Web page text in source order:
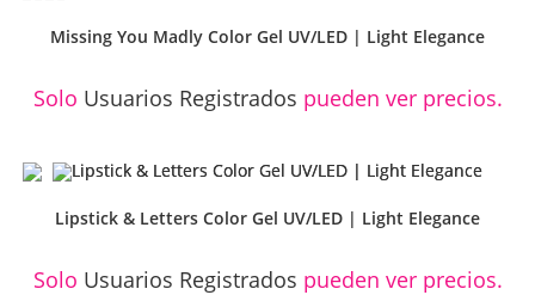
Missing You Madly Color Gel UV/LED | Light Elegance
Solo Usuarios Registrados pueden ver precios.
Lipstick & Letters Color Gel UV/LED | Light Elegance
Solo Usuarios Registrados pueden ver precios.